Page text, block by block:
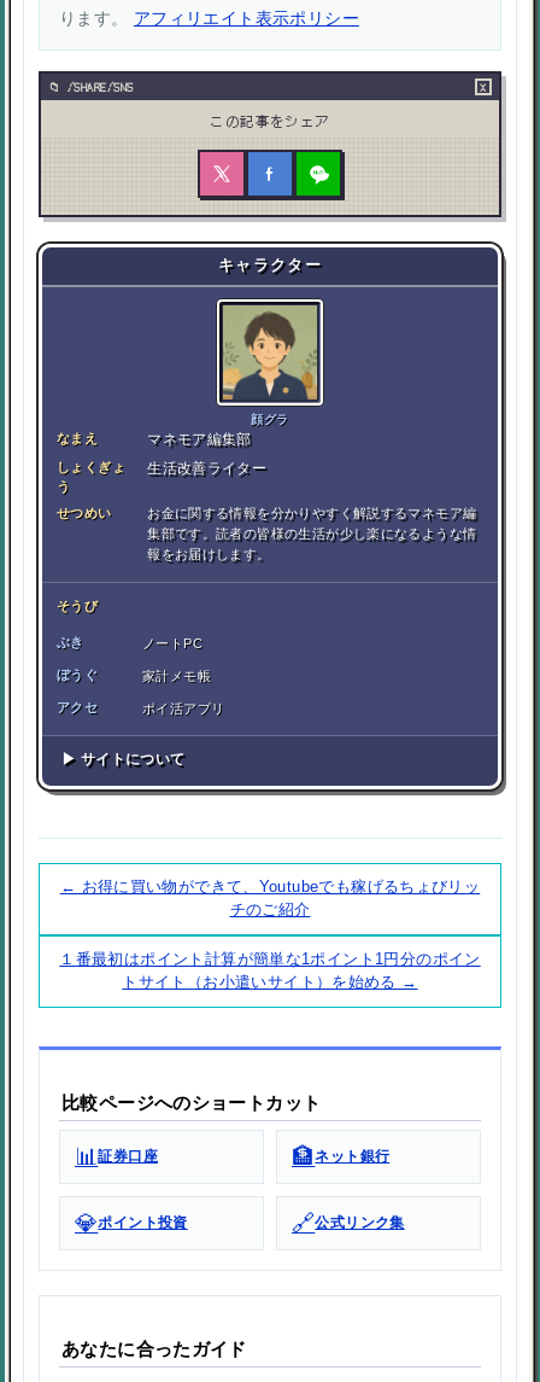
ります。 アフィリエイト表示ポリシー
/SHARE/SNS ×
この記事をシェア
キャラクター
顔グラ
なまえ マネモア編集部
しょくぎょ
う
生活改善ライター
せつめい
お金に関する情報を分かりやすく解説するマネモア編
集部です。読者の皆様の生活が少し楽になるような情
報をお届けします。
そうび
ぶき ノートPC
ぼうぐ 家計メモ帳
アクセ ポイ活アプリ
▶ サイトについて
← お得に買い物ができて、Youtubeでも稼げるちょびリッ
チのご紹介
１番最初はポイント計算が簡単な1ポイント1円分のポイン
トサイト（お小遣いサイト）を始める →
比較ページへのショートカット
📊証券口座 🏦ネット銀行
💎ポイント投資 🔗公式リンク集
あなたに合ったガイド